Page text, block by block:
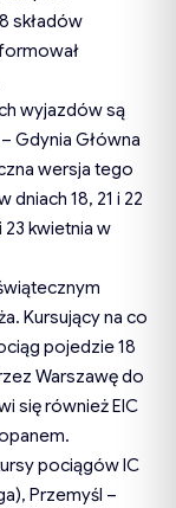
składów
wyjazdów są
Gdynia Główna
wersja tego
dniach 18, 21 i 22
23 kwietnia w
Kursujący na co
pojedzie 18
Warszawę do
się również EIC
pociągów IC
Przemyśl –